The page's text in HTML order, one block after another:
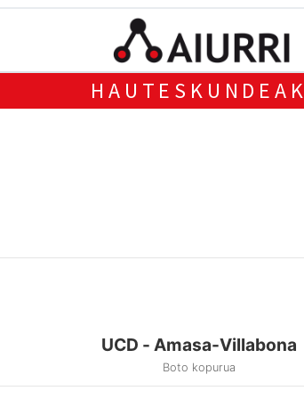
HAUTESKUNDEAK
UCD - Amasa-Villabona
Boto kopurua